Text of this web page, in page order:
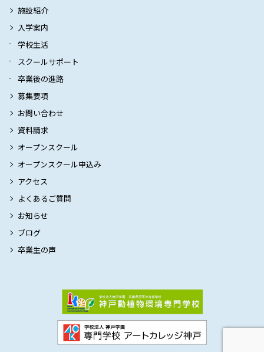
施設紹介
入学案内
学校生活
スクールサポート
卒業後の進路
募集要項
お問い合わせ
資料請求
オープンスクール
オープンスクール申込み
アクセス
よくあるご質問
お知らせ
ブログ
卒業生の声